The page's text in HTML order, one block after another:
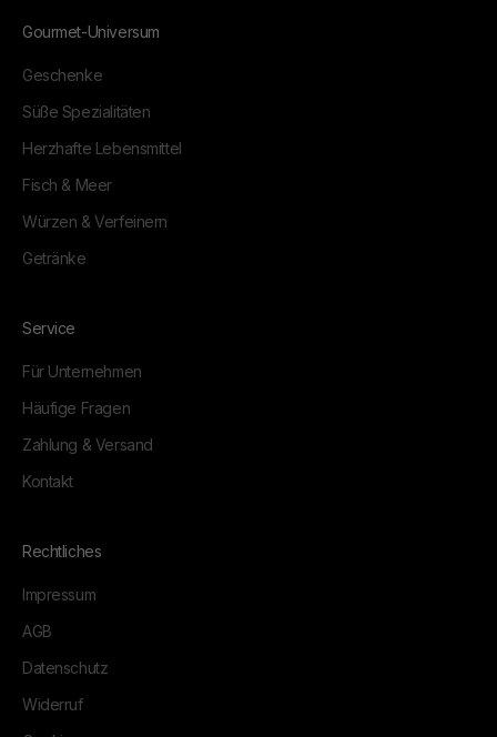
Gourmet-Universum
Geschenke
Süße Spezialitäten
Herzhafte Lebensmittel
Fisch & Meer
Würzen & Verfeinern
Getränke
Service
Für Unternehmen
Häufige Fragen
Zahlung & Versand
Kontakt
Rechtliches
Impressum
AGB
Datenschutz
Widerruf